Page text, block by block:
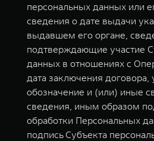
персональных данных или
сведения о дате выдачи
выдавшем его органе,
подтверждающие участие
данных в отношениях с
дата заключения договора,
обозначение и (или) иные
сведения, иным образом
обработки Персональных
подпись Субъекта